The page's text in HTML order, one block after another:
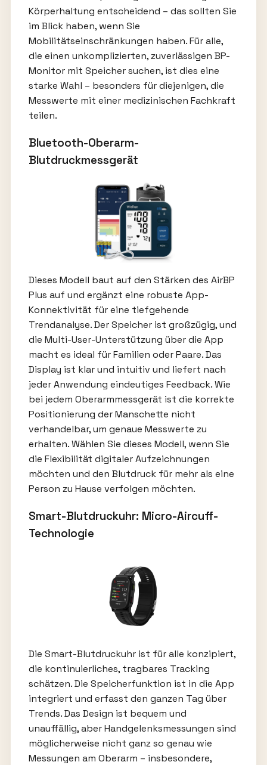
Körperhaltung entscheidend – das sollten Sie
im Blick haben, wenn Sie
Mobilitätseinschränkungen haben. Für alle,
die einen unkomplizierten, zuverlässigen BP-
Monitor mit Speicher suchen, ist dies eine
starke Wahl – besonders für diejenigen, die
Messwerte mit einer medizinischen Fachkraft
teilen.
Bluetooth-Oberarm-
Blutdruckmessgerät
Dieses Modell baut auf den Stärken des AirBP
Plus auf und ergänzt eine robuste App-
Konnektivität für eine tiefgehende
Trendanalyse. Der Speicher ist großzügig, und
die Multi-User-Unterstützung über die App
macht es ideal für Familien oder Paare. Das
Display ist klar und intuitiv und liefert nach
jeder Anwendung eindeutiges Feedback. Wie
bei jedem Oberarmmessgerät ist die korrekte
Positionierung der Manschette nicht
verhandelbar, um genaue Messwerte zu
erhalten. Wählen Sie dieses Modell, wenn Sie
die Flexibilität digitaler Aufzeichnungen
möchten und den Blutdruck für mehr als eine
Person zu Hause verfolgen möchten.
Smart-Blutdruckuhr: Micro-Aircuff-
Technologie
Die Smart-Blutdruckuhr ist für alle konzipiert,
die kontinuierliches, tragbares Tracking
schätzen. Die Speicherfunktion ist in die App
integriert und erfasst den ganzen Tag über
Trends. Das Design ist bequem und
unauffällig, aber Handgelenksmessungen sind
möglicherweise nicht ganz so genau wie
Messungen am Oberarm – insbesondere,